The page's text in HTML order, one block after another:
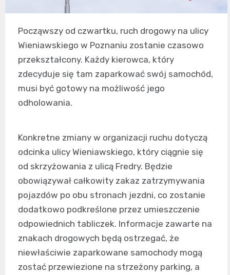
Począwszy od czwartku, ruch drogowy na ulicy
Wieniawskiego w Poznaniu zostanie czasowo
przekształcony. Każdy kierowca, który
zdecyduje się tam zaparkować swój samochód,
musi być gotowy na możliwość jego
odholowania.
Konkretne zmiany w organizacji ruchu dotyczą
odcinka ulicy Wieniawskiego, który ciągnie się
od skrzyżowania z ulicą Fredry. Będzie
obowiązywał całkowity zakaz zatrzymywania
pojazdów po obu stronach jezdni, co zostanie
dodatkowo podkreślone przez umieszczenie
odpowiednich tabliczek. Informacje zawarte na
znakach drogowych będą ostrzegać, że
niewłaściwie zaparkowane samochody mogą
zostać przewiezione na strzeżony parking, a